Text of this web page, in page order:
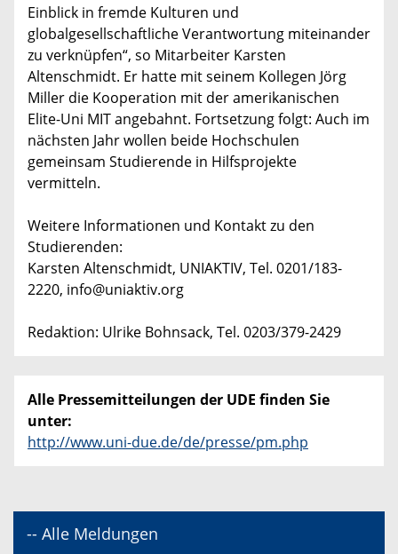
Einblick in fremde Kulturen und
globalgesellschaftliche Verantwortung miteinander
zu verknüpfen“, so Mitarbeiter Karsten
Altenschmidt. Er hatte mit seinem Kollegen Jörg
Miller die Kooperation mit der amerikanischen
Elite-Uni MIT angebahnt. Fortsetzung folgt: Auch im
nächsten Jahr wollen beide Hochschulen
gemeinsam Studierende in Hilfsprojekte
vermitteln.
Weitere Informationen und Kontakt zu den
Studierenden:
Karsten Altenschmidt, UNIAKTIV, Tel. 0201/183-
2220, info@uniaktiv.org
Redaktion: Ulrike Bohnsack, Tel. 0203/379-2429
Alle Pressemitteilungen der UDE finden Sie
unter:
http://www.uni-due.de/de/presse/pm.php
-- Alle Meldungen